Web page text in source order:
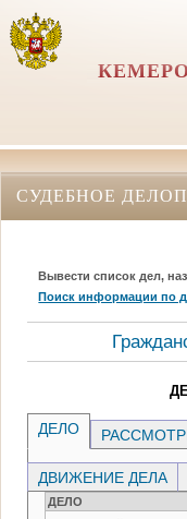
СУДЕБНОЕ
Вывести список дел,
Поиск информации по
ДЕЛО
ДВИЖЕНИЕ ДЕЛА
ДЕЛО